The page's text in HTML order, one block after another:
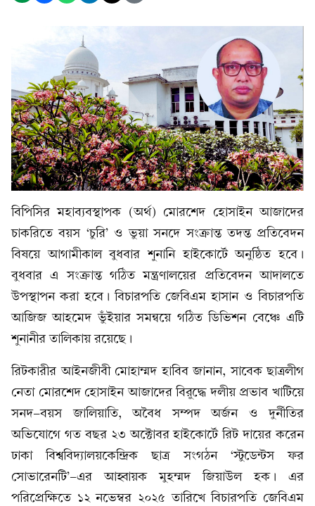
বিপিসির মহাব্যবস্থাপক (অর্থ) মোরশেদ হোসাইন আজাদের
চাকরিতে বয়স ‘চুরি’ ও ভুয়া সনদে সংক্রান্ত তদন্ত প্রতিবেদন
বিষয়ে আগামীকাল বুধবার শুনানি হাইকোর্টে অনুষ্ঠিত হবে।
বুধবার এ সংক্রান্ত গঠিত মন্ত্রণালয়ের প্রতিবেদন আদালতে
উপস্থাপন করা হবে। বিচারপতি জেবিএম হাসান ও বিচারপতি
আজিজ আহমেদ ভুঁইয়ার সমন্বয়ে গঠিত ডিভিশন বেঞ্চে এটি
শুনানীর তালিকায় রয়েছে।
রিটকারীর আইনজীবী মোহাম্মদ হাবিব জানান, সাবেক ছাত্রলীগ
নেতা মোরশেদ হোসাইন আজাদের বিরুদ্ধে দলীয় প্রভাব খাটিয়ে
সনদ-বয়স জালিয়াতি, অবৈধ সম্পদ অর্জন ও দুর্নীতির
অভিযোগে গত বছর ২৩ অক্টোবর হাইকোর্টে রিট দায়ের করেন
ঢাকা বিশ্ববিদ্যালয়কেন্দ্রিক ছাত্র সংগঠন ‘স্টুডেন্টস ফর
সোভারেনটি’-এর আহ্বায়ক মুহম্মদ জিয়াউল হক। এর
পরিপ্রেক্ষিতে ১২ নভেম্বর ২০২৫ তারিখে বিচারপতি জেবিএম